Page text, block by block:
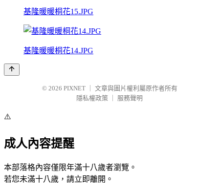
基隆暖暖桐花15.JPG
基隆暖暖桐花14.JPG
© 2026 PIXNET
文章與圖片權利屬原作者所有
隱私權政策
服務聲明
⚠️
成人內容提醒
本部落格內容僅限年滿十八歲者瀏覽。
若您未滿十八歲，請立即離開。